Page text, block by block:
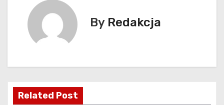
c
By Redakcja
Related Post